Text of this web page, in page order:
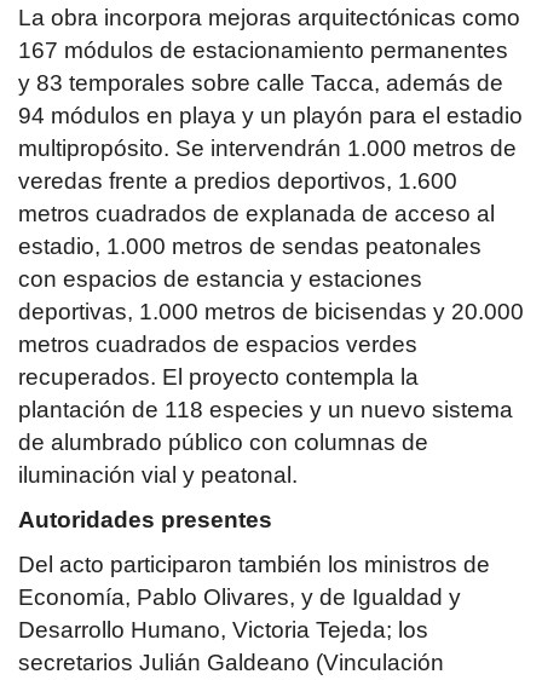
La obra incorpora mejoras arquitectónicas como
167 módulos de estacionamiento permanentes
y 83 temporales sobre calle Tacca, además de
94 módulos en playa y un playón para el estadio
multipropósito. Se intervendrán 1.000 metros de
veredas frente a predios deportivos, 1.600
metros cuadrados de explanada de acceso al
estadio, 1.000 metros de sendas peatonales
con espacios de estancia y estaciones
deportivas, 1.000 metros de bicisendas y 20.000
metros cuadrados de espacios verdes
recuperados. El proyecto contempla la
plantación de 118 especies y un nuevo sistema
de alumbrado público con columnas de
iluminación vial y peatonal.
Autoridades presentes
Del acto participaron también los ministros de
Economía, Pablo Olivares, y de Igualdad y
Desarrollo Humano, Victoria Tejeda; los
secretarios Julián Galdeano (Vinculación